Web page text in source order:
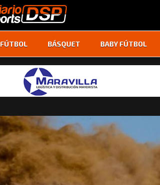
FÚTBOL BÁSQUET BABY FÚTBOL